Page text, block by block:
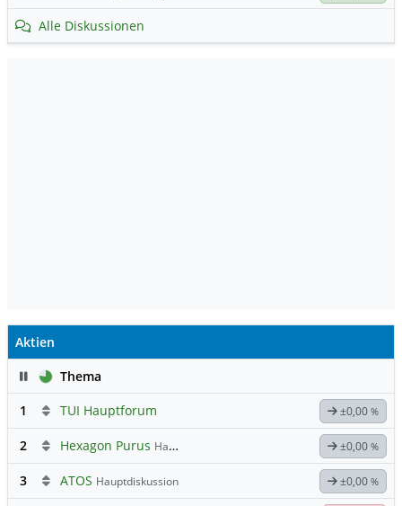
Alle Diskussionen
Aktien
PauseThema
1
TUI Hauptforum ±0,00 %
2 Hexagon Purus Hauptdiskussion ±0,00 %
3 ATOS Hauptdiskussion ±0,00 %